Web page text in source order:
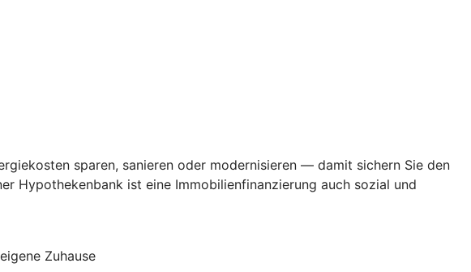
sparen, sanieren oder modernisieren — damit sichern Sie den
Hypothekenbank ist eine Immobilienfinanzierung auch sozial und
Zuhause